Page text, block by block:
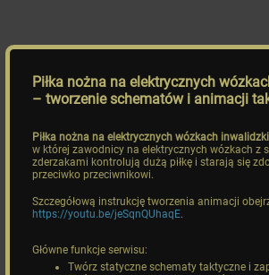
Piłka nożna na elektrycznych
– tworzenie schematów i animacji
Piłka nożna na elektrycznych wózkach
w której zawodnicy na elektrycznych wózkach z
zderzakami kontrolują dużą piłkę i starają się
przeciwko przeciwnikowi.
Szczegółową instrukcję tworzenia animacji
https://youtu.be/jeSqnQUhaqE.
Główne funkcje serwisu:
Twórz statyczne schematy taktyczne i